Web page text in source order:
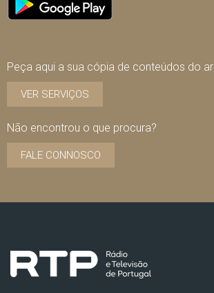
Peça aqui a sua cópia de conteúdos do
VER SERVIÇOS
Não encontrou o que procura?
FALE CONNOSCO